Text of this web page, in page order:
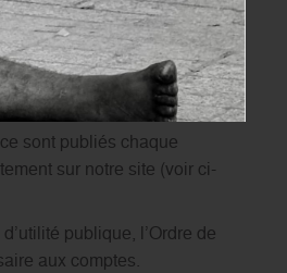
par l’ensemble de
de l’Association soient
sont publiés chaque
sur notre site (voir ci-
publique, l’Ordre de
aux comptes.